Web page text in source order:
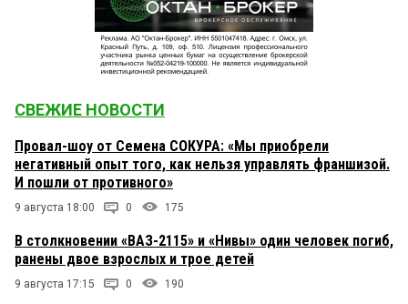
СВЕЖИЕ НОВОСТИ
Провал-шоу от Семена СОКУРА: «Мы приобрели
негативный опыт того, как нельзя управлять франшизой.
И пошли от противного»
9 августа 18:00 0 175
В столкновении «ВАЗ-2115» и «Нивы» один человек погиб,
ранены двое взрослых и трое детей
9 августа 17:15 0 190